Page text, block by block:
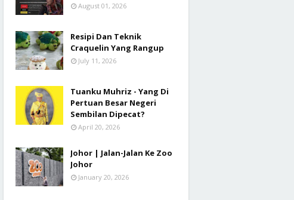
August 01, 2026
Resipi Dan Teknik
Craquelin Yang Rangup
July 11, 2026
Tuanku Muhriz - Yang Di
Pertuan Besar Negeri
Sembilan Dipecat?
April 20, 2026
Johor | Jalan-Jalan Ke Zoo
Johor
January 20, 2026